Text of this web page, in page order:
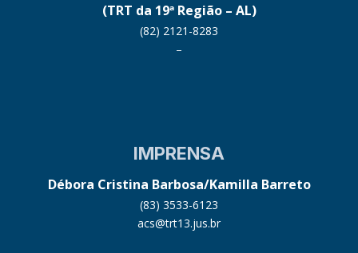
(TRT da 19ª Região – AL)
(82) 2121-8283
–
IMPRENSA
Débora Cristina Barbosa/Kamilla Barreto
(83) 3533-6123
acs@trt13.jus.br